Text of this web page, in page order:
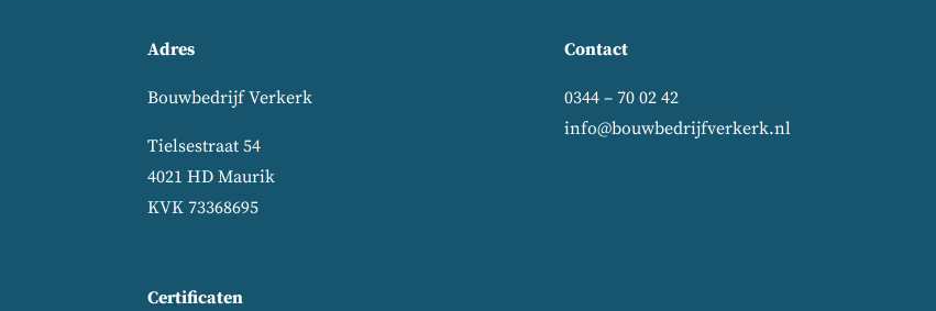
Adres
Bouwbedrijf Verkerk
Tielsestraat 54
4021 HD Maurik
KVK 73368695
Contact
0344 – 70 02 42
info@bouwbedrijfverkerk.nl
Certificaten